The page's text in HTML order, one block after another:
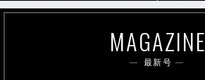
MAGAZINE
最新号